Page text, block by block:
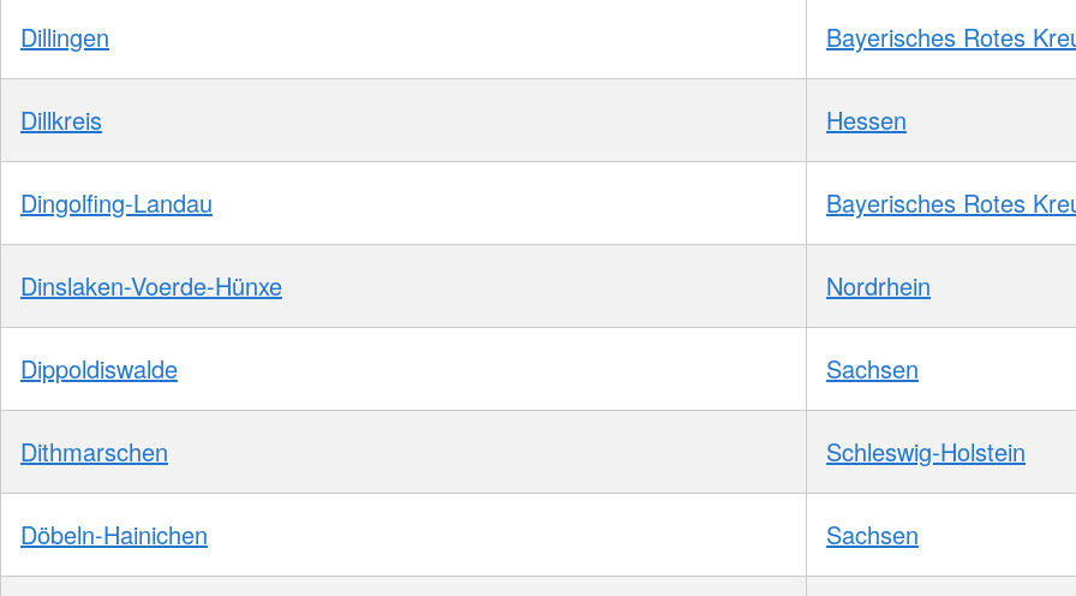
Dillingen Bayerisches Rotes
Dillkreis Hessen
Dingolfing-Landau Bayerisches Rotes
Dinslaken-Voerde-Hünxe Nordrhein
Dippoldiswalde Sachsen
Dithmarschen Schleswig-Holstein
Döbeln-Hainichen Sachsen